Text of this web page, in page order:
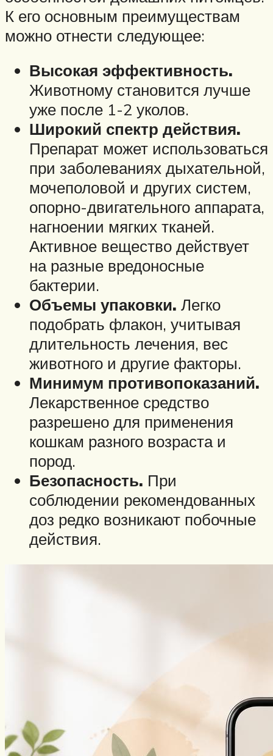
К его основным преимуществам
можно отнести следующее:
Высокая эффективность.
Животному становится лучше
уже после 1-2 уколов.
Широкий спектр действия.
Препарат может использоваться
при заболеваниях дыхательной,
мочеполовой и других систем,
опорно-двигательного аппарата,
нагноении мягких тканей.
Активное вещество действует
на разные вредоносные
бактерии.
Объемы упаковки. Легко
подобрать флакон, учитывая
длительность лечения, вес
животного и другие факторы.
Минимум противопоказаний.
Лекарственное средство
разрешено для применения
кошкам разного возраста и
пород.
Безопасность. При
соблюдении рекомендованных
доз редко возникают побочные
действия.